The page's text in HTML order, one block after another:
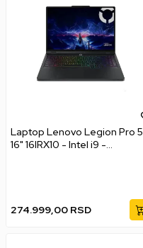
Laptop Lenovo Legion Pro 5
16" 16IRX10 - Intel i9 -
274.999,00 RSD